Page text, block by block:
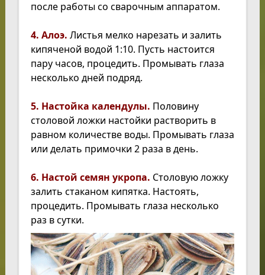
после работы со сварочным аппаратом.
4. Алоэ. Листья мелко нарезать и залить
кипяченой водой 1:10. Пусть настоится
пару часов, процедить. Промывать глаза
несколько дней подряд.
5. Настойка календулы. Половину
столовой ложки настойки растворить в
равном количестве воды. Промывать глаза
или делать примочки 2 раза в день.
6. Настой семян укропа. Столовую ложку
залить стаканом кипятка. Настоять,
процедить. Промывать глаза несколько
раз в сутки.